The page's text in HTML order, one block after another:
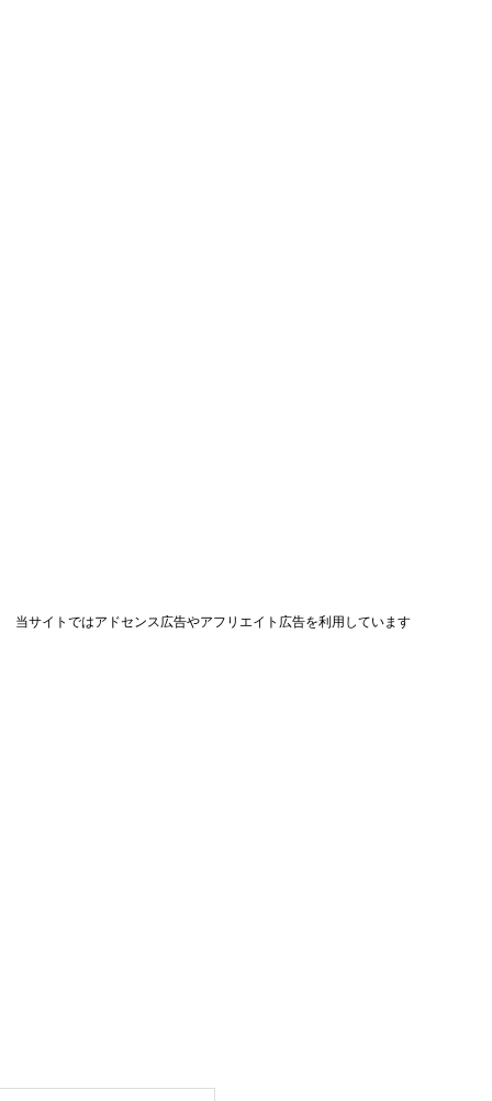
当サイトではアドセンス広告やアフリエイト広告を利用しています